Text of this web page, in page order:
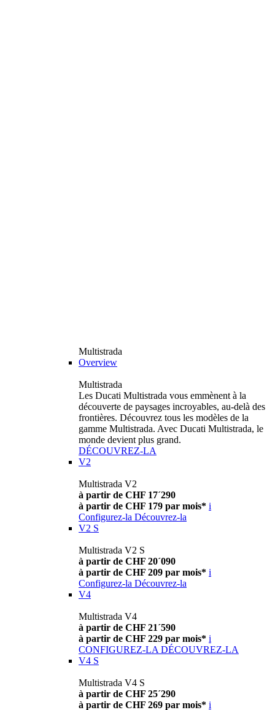
Multistrada
Overview
Multistrada
Les Ducati Multistrada vous emmènent à la
découverte de paysages incroyables, au-delà des
frontières. Découvrez tous les modèles de la
gamme Multistrada. Avec Ducati Multistrada, le
monde devient plus grand.
DÉCOUVREZ-LA
V2
Multistrada V2
à partir de CHF 17´290
à partir de CHF 179 par mois* i
Configurez-la Découvrez-la
V2 S
Multistrada V2 S
à partir de CHF 20´090
à partir de CHF 209 par mois* i
Configurez-la Découvrez-la
V4
Multistrada V4
à partir de CHF 21´590
à partir de CHF 229 par mois* i
CONFIGUREZ-LA DÉCOUVREZ-LA
V4 S
Multistrada V4 S
à partir de CHF 25´290
à partir de CHF 269 par mois* i